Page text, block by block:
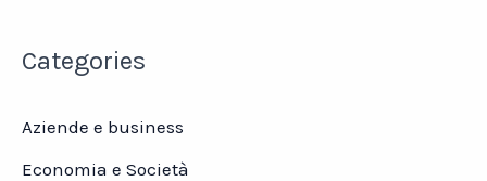
Categories
Aziende e business
Economia e Società